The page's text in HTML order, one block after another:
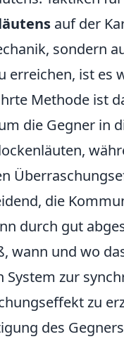
auf der
sondern
erreichen, ist es
Methode ist
die Gegner in
die
durch gut
wann und wo
System zur
zu
des